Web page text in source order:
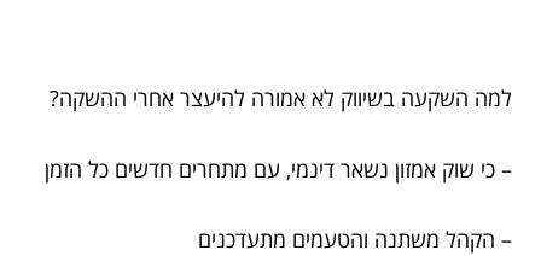
למה השקעה בשיווק לא אמורה להיעצר אחרי ההשקה?
– כי שוק אמזון נשאר דינמי, עם מתחרים חדשים כל הזמן
– הקהל משתנה והטעמים מתעדכנים